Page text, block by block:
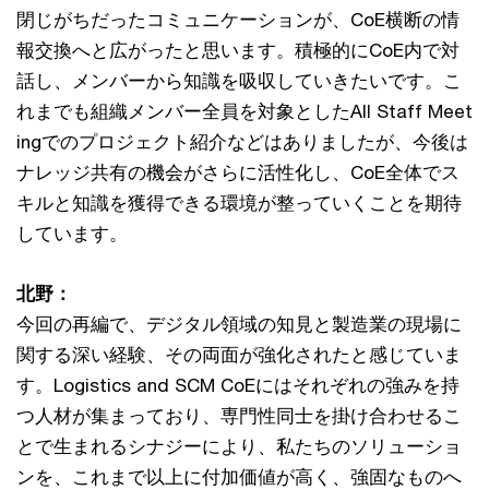
閉じがちだったコミュニケーションが、CoE横断の情
報交換へと広がったと思います。積極的にCoE内で対
話し、メンバーから知識を吸収していきたいです。こ
れまでも組織メンバー全員を対象としたAll Staff Meet
ingでのプロジェクト紹介などはありましたが、今後は
ナレッジ共有の機会がさらに活性化し、CoE全体でス
キルと知識を獲得できる環境が整っていくことを期待
しています。
北野：
今回の再編で、デジタル領域の知見と製造業の現場に
関する深い経験、その両面が強化されたと感じていま
す。Logistics and SCM CoEにはそれぞれの強みを持
つ人材が集まっており、専門性同士を掛け合わせるこ
とで生まれるシナジーにより、私たちのソリューショ
ンを、これまで以上に付加価値が高く、強固なものへ